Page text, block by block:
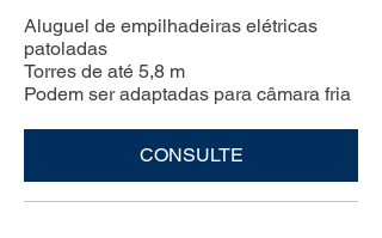
Aluguel de empilhadeiras elétricas
patoladas
Torres de até 5,8 m
Podem ser adaptadas para câmara fria
CONSULTE